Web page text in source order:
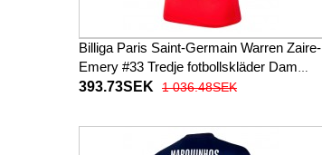
Billiga Paris Saint-Germain Warren Zaire-
Emery #33 Tredje fotbollskläder Dam
2025-26 Kortärmad
393.73SEK 1 036.48SEK